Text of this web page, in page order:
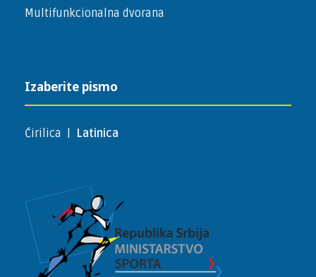
Multifunkcionalna dvorana
Izaberite pismo
Ćirilica Latinica